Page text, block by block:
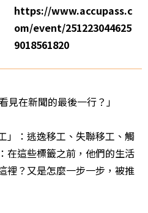
https://www.accupass.c
om/event/251223044625
9018561820
見在新聞的最後一行？」
」：逃逸移工、失聯移工、觸
這些標籤之前，他們的生活
裡？又是怎麼一步一步，被推